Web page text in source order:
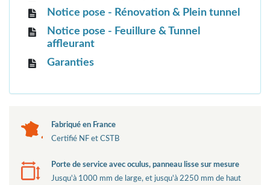
Notice pose - Rénovation & Plein tunnel
Notice pose - Feuillure & Tunnel
affleurant
Garanties
Fabriqué en France
Certifié NF et CSTB
Porte de service avec oculus, panneau lisse sur mesure
Jusqu'à 1000 mm de large, et jusqu'à 2250 mm de haut